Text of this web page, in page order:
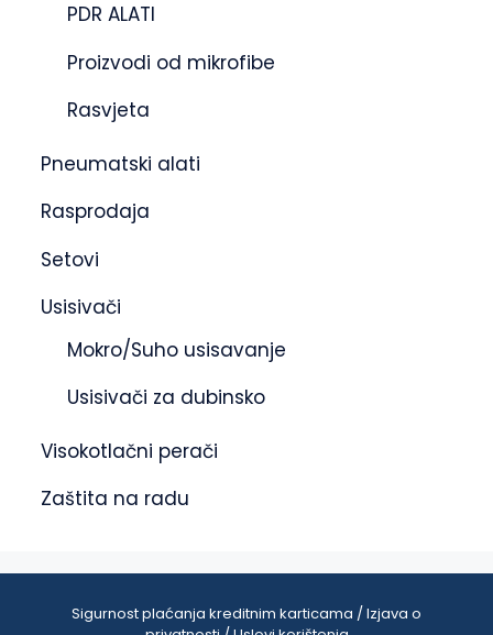
PDR ALATI
Proizvodi od mikrofibe
Rasvjeta
Pneumatski alati
Rasprodaja
Setovi
Usisivači
Mokro/Suho usisavanje
Usisivači za dubinsko
Visokotlačni perači
Zaštita na radu
Sigurnost plaćanja kreditnim karticama / Izjava o